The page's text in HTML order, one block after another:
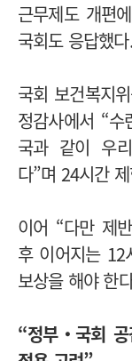
근무제도 개편
국회도 응답했다.
국회 보건복지
정감사에서 “
국과 같이 우
다”며 24시간
이어 “다만 제
후 이어지는 12
보상을 해야 한
“정부‧국회